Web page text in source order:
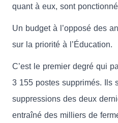
quant à eux, sont
Un budget à l’opposé des
sur la priorité à l’Éducation.
C’est le premier degré qui
3 155 postes supprimés. Ils
suppressions des deux
entraîné des milliers de